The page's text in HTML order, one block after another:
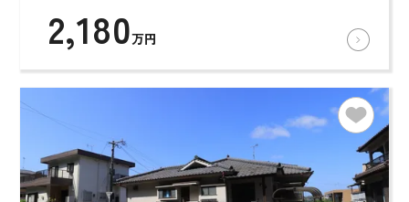
2,180万円